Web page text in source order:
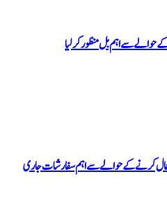
حوالے سے اہم بل منظور کرلیا
کرنے کے حوالے سے اہم سفارشات جاری